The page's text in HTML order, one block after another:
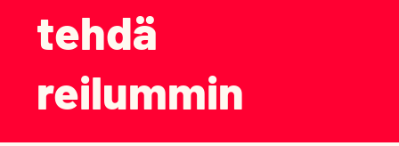
tehdä
reilummin